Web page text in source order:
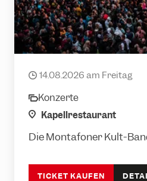
date
14.08.2026 am Freitag
category
Konzerte
location
Kapellrestaurant
Die Montafoner Kult-
TICKET KAUFEN